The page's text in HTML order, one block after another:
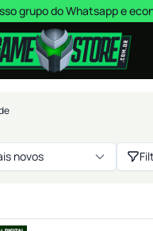
grupo do Whatsapp e
novos